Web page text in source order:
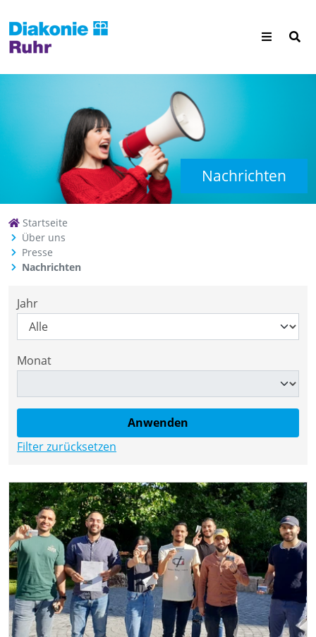
Nachrichten
Startseite
Über uns
Presse
Nachrichten
Jahr
Monat
Filter zurücksetzen